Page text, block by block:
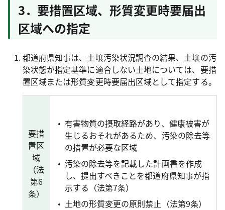
3．要措置区域、形質変更時要届出
区域への指定
都道府県知事は、土壌汚染状況調査の結果、土壌の汚
染状態が指定基準に適合しない土地については、要措
置区域または形質変更時要届出区域として指定する。
要措
置区
域
（法
第6
条）
有害物質の摂取経路があり、健康被害が
生じるおそれがあるため、汚染の除去等
の措置が必要な区域
汚染の除去等を記載した計画書を作成
し、提出すべきことを都道府県知事が指
示する（法第7条）
土地の形質変更の原則禁止（法第9条）